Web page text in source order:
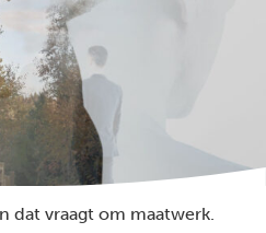
dat vraagt om maatwerk.